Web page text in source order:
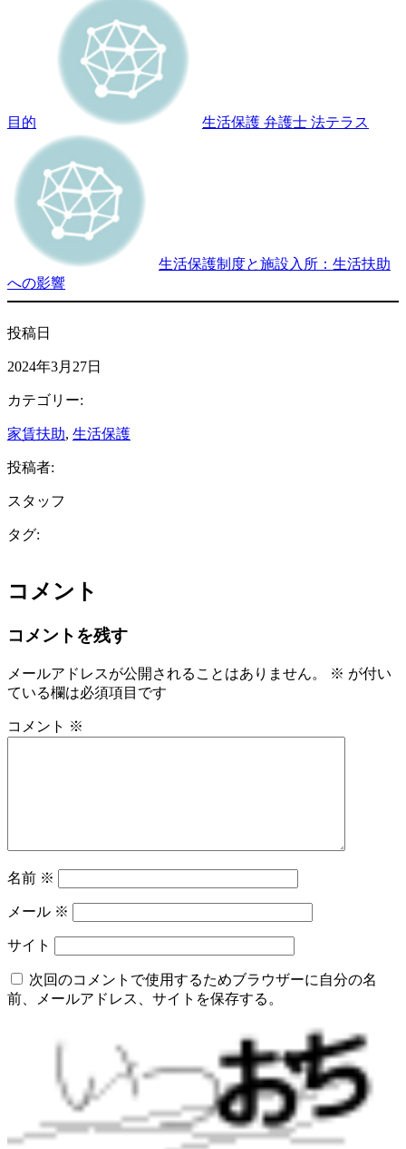
目的 生活保護 弁護士 法テラス
生活保護制度と施設入所：生活扶助
への影響
投稿日
2024年3月27日
カテゴリー:
家賃扶助, 生活保護
投稿者:
スタッフ
タグ:
コメント
コメントを残す
メールアドレスが公開されることはありません。 ※ が付い
ている欄は必須項目です
コメント ※
名前 ※
メール ※
サイト
次回のコメントで使用するためブラウザーに自分の名
前、メールアドレス、サイトを保存する。